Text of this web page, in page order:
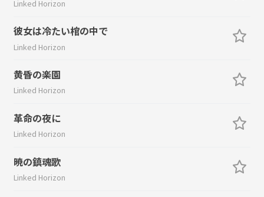
Linked Horizon
彼女は冷たい棺の中で
Linked Horizon
黄昏の楽園
Linked Horizon
革命の夜に
Linked Horizon
暁の鎮魂歌
Linked Horizon